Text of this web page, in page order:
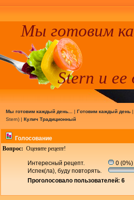
Мы готовим
Stern и ее
Мы готовим каждый день... | Готовим каждый день
Stern) | Кулич Традиционный
Голосование
Вопрос: Оцените рецепт!
Интересный рецепт.
0 (0%)
Испек(ла), буду повторять.
Проголосовало пользователей: 6